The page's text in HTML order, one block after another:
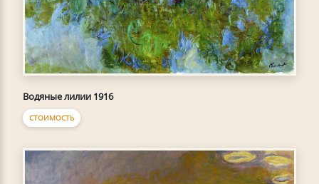
Водяные лилии 1916
СТОИМОСТЬ